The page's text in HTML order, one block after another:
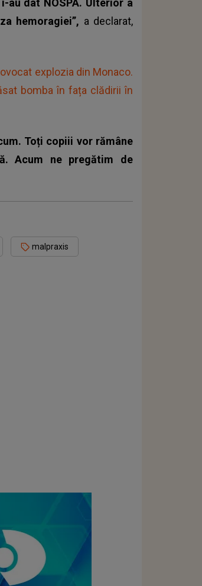
dat NOSPA. Ulterior a
hemoragiei”, a declarat,
explozia din Monaco.
bomba în fața clădirii în
Toți copiii vor rămâne
Acum ne pregătim de
malpraxis